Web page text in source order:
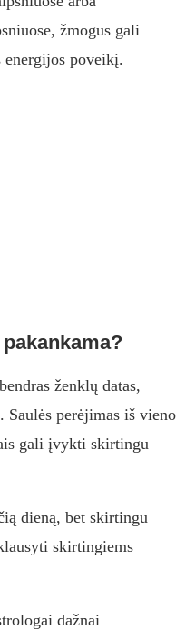
žmogus gali
energijos poveikį.
ženklų datas,
perėjimas iš vieno
gali įvykti skirtingu
dieną, bet skirtingu
skirtingiems
dažnai